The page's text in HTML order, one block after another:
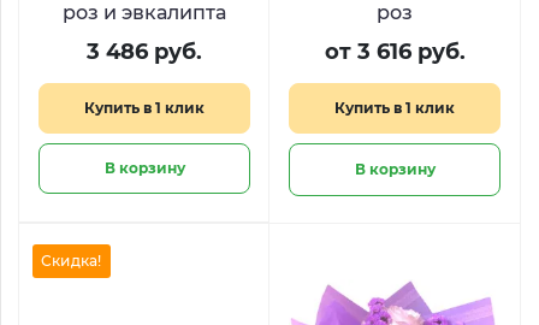
роз и эвкалипта
3 486 руб.
Купить в 1 клик
В корзину
роз
от 3 616 руб.
Купить в 1 клик
В корзину
Скидка!